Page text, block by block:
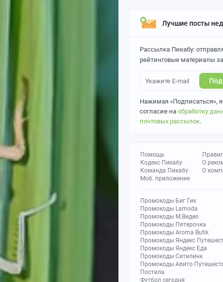
Лучшие посты
Рассылка Пикабу:
рейтинговые материалы
Нажимая «Подписаться»,
согласие на обработку
почтовых рассылок.
Помощь
Кодекс Пикабу
Команда Пикабу
Моб. приложение
О
О
Промокоды Биг Гик
Промокоды Lamoda
Промокоды М.Видео
Промокоды Пятерочка
Промокоды Aroma Butik
Промокоды Яндекс
Промокоды Яндекс Еда
Промокоды Ситилинк
Промокоды Авито
Постила
Футбол сегодня